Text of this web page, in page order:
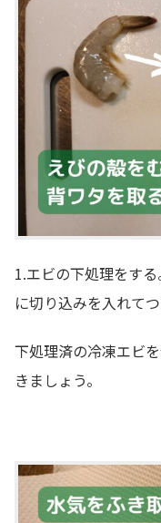
1.エビの下処理をす
に切り込みを入れて
下処理済の冷凍エビ
きましょう。